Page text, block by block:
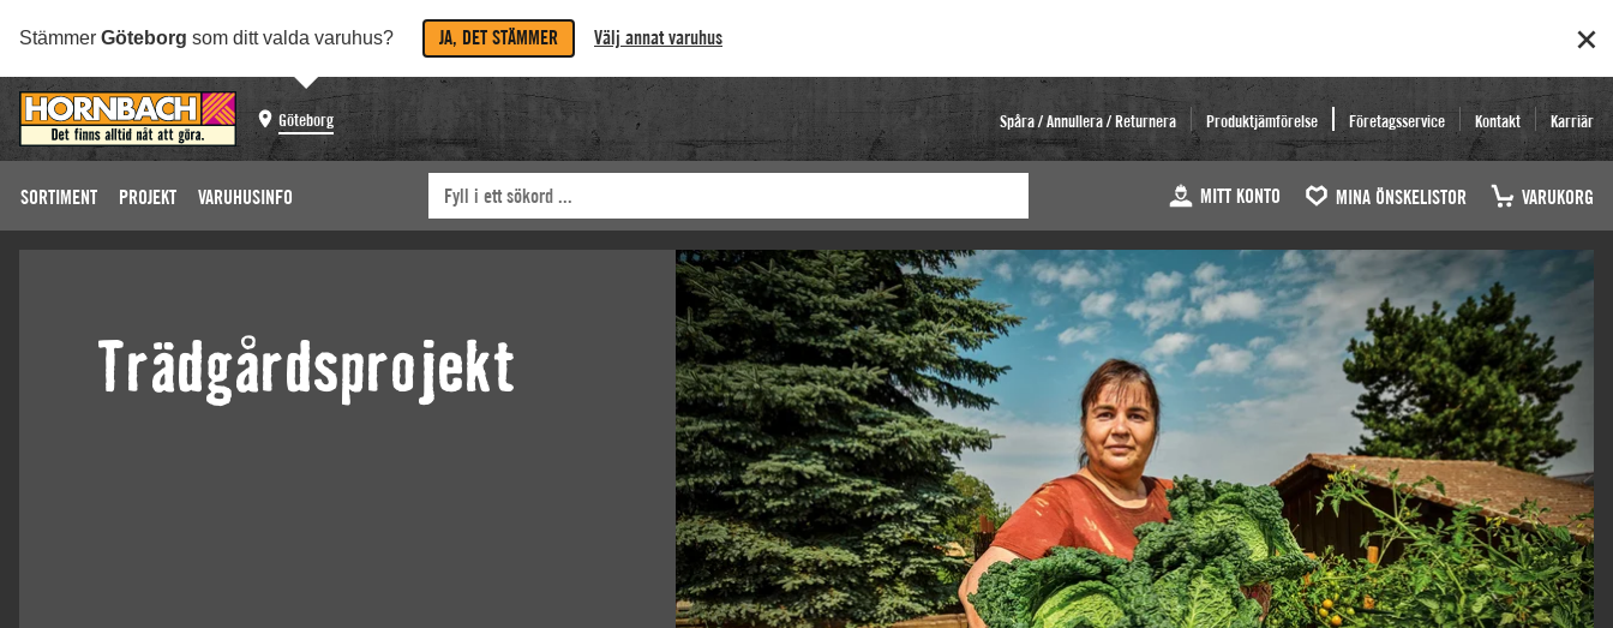
Stämmer Göteborg som ditt valda varuhus? JA, DET STÄMMER Välj annat varuhus
Göteborg Spåra / Annullera / Returnera Produktjämförelse Företagsservice Kontakt Karriär
SORTIMENT PROJEKT VARUHUSINFO MITT KONTO MINA ÖNSKELISTOR VARUKORG